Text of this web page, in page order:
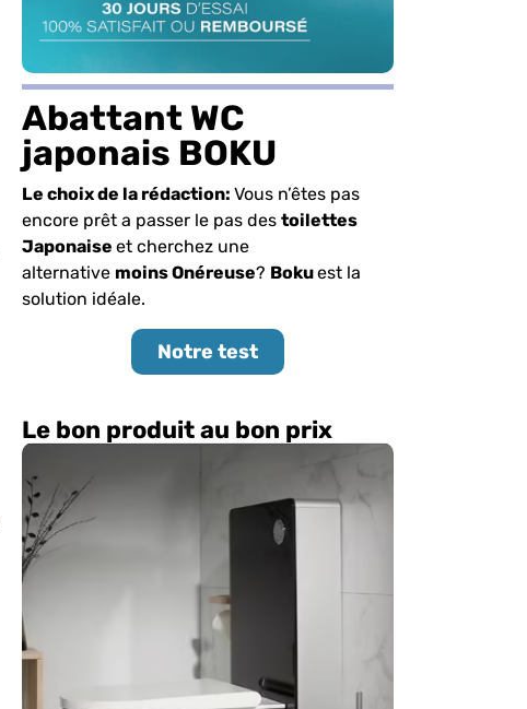
Abattant WC
japonais BOKU
Le choix de la rédaction: Vous n’êtes pas
encore prêt a passer le pas des toilettes
Japonaise et cherchez une
alternative moins Onéreuse? Bokuest la
solution idéale.
Notre test
Le bon produit au bon prix